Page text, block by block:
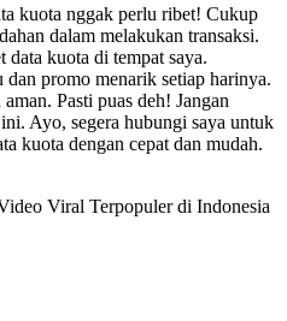
kuota nggak perlu ribet! Cukup
dalam melakukan transaksi.
kuota di tempat saya.
promo menarik setiap harinya.
Pasti puas deh! Jangan
Ayo, segera hubungi saya untuk
kuota dengan cepat dan mudah.
Viral Terpopuler di Indonesia